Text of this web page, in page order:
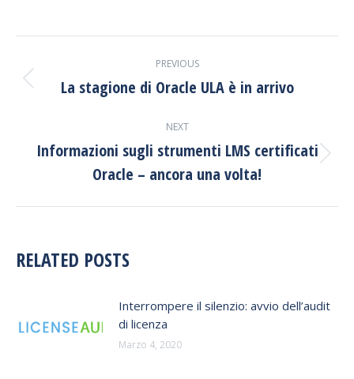
NAVIGATION
PREVIOUS
Previous
La stagione di Oracle ULA è in arrivo
NEXT
Next
post:
Informazioni sugli strumenti LMS certificati
Oracle – ancora una volta!
RELATED POSTS
Interrompere il silenzio: avvio dell’audit
di licenza
Marzo 4, 2020